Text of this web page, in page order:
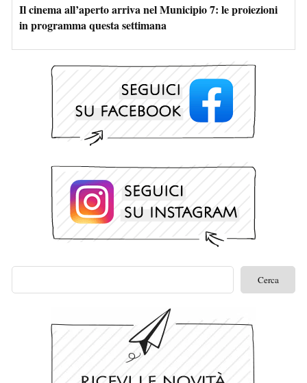
Il cinema all’aperto arriva nel Municipio 7: le proiezioni
in programma questa settimana